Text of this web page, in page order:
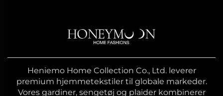
Heniemo Home Collection Co., Ltd. leverer
premium hjemmetekstiler til globale markeder.
Vores gardiner, sengetøj og plaider kombinerer